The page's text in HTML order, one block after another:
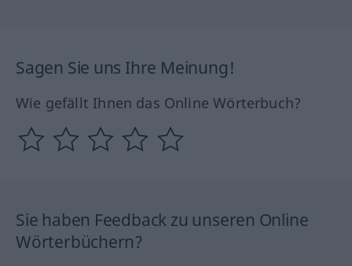
Sagen Sie uns Ihre Meinung!
Wie gefällt Ihnen das Online Wörterbuch?
Sie haben Feedback zu unseren Online
Wörterbüchern?